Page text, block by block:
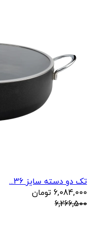
تک دو دسته سایز 36...
6,084,000 تومان
6,266,500